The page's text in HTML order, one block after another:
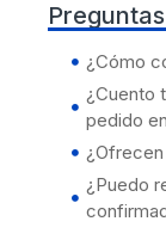
¿Cómo
¿Cuento
pedido
¿Puedo